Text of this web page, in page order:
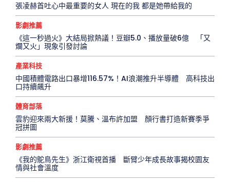
張凌赫首吐心中最重要的女人 現在的我 都是她帶給我的
影劇推薦
《這一秒過火》大結局掀熱議！豆瓣5.0、播放量破6億 「又
爛又火」現象引發討論
產業科技
中國積體電路出口暴增116.57%！AI浪潮推升半導體 高科技出
口持續飆升
體育部落
雲豹迎來兩大新援！莫騰、溫布許加盟 顏行書打造新賽季爭
冠拼圖
影劇推薦
《我的鴕鳥先生》浙江衛視首播 斷臂少年成長故事揭校園友
情與社會溫度